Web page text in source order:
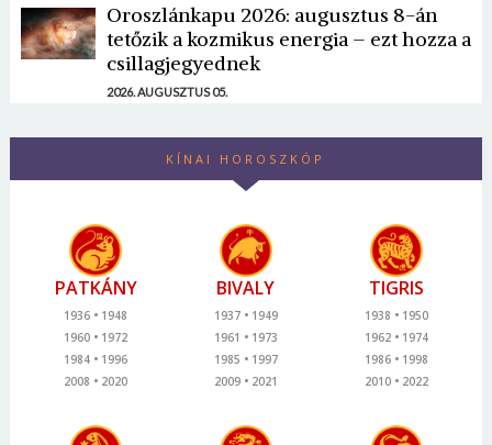
Oroszlánkapu 2026: augusztus 8-án
tetőzik a kozmikus energia – ezt hozza a
csillagjegyednek
2026. AUGUSZTUS 05.
KÍNAI HOROSZKÓP
PATKÁNY
1936
1948
1960
1972
1984
1996
2008
2020
BIVALY
1937
1949
1961
1973
1985
1997
2009
2021
TIGRIS
1938
1950
1962
1974
1986
1998
2010
2022